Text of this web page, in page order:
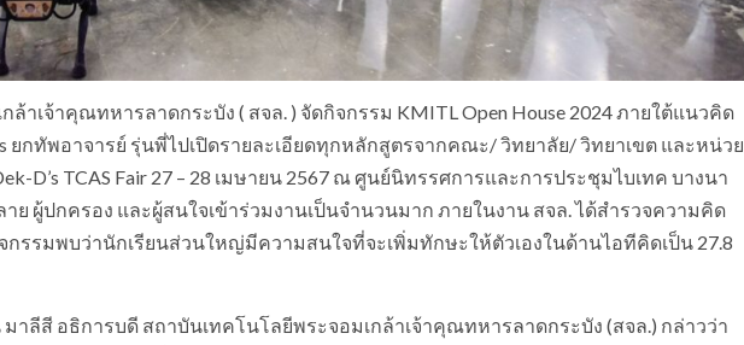
ล้าเจ้าคุณทหารลาดกระบัง ( สจล. ) จัดกิจกรรม KMITL Open House 2024 ภายใต้แนวคิด
ยกทัพอาจารย์ รุ่นพี่ไปเปิดรายละเอียดทุกหลักสูตรจากคณะ/ วิทยาลัย/ วิทยาเขต และหน่วย
D’s TCAS Fair 27 – 28 เมษายน 2567 ณ ศูนย์นิทรรศการและการประชุมไบเทค บางนา
ย ผู้ปกครอง และผู้สนใจเข้าร่วมงานเป็นจำนวนมาก ภายในงาน สจล. ได้สำรวจความคิด
กรรมพบว่านักเรียนส่วนใหญ่มีความสนใจที่จะเพิ่มทักษะให้ตัวเองในด้านไอทีคิดเป็น 27.8
าลีสี อธิการบดี สถาบันเทคโนโลยีพระจอมเกล้าเจ้าคุณทหารลาดกระบัง (สจล.) กล่าวว่า